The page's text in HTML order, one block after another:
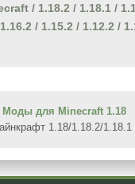
/ 1.18.2 / 1.18.1 /
1.16.2 / 1.15.2 / 1.12.2 /
Моды для Minecraft 1.18
1.18/1.18.2/1.18.1